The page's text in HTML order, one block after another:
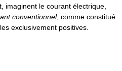
imaginent le courant électrique,
conventionnel, comme constitué
exclusivement positives.